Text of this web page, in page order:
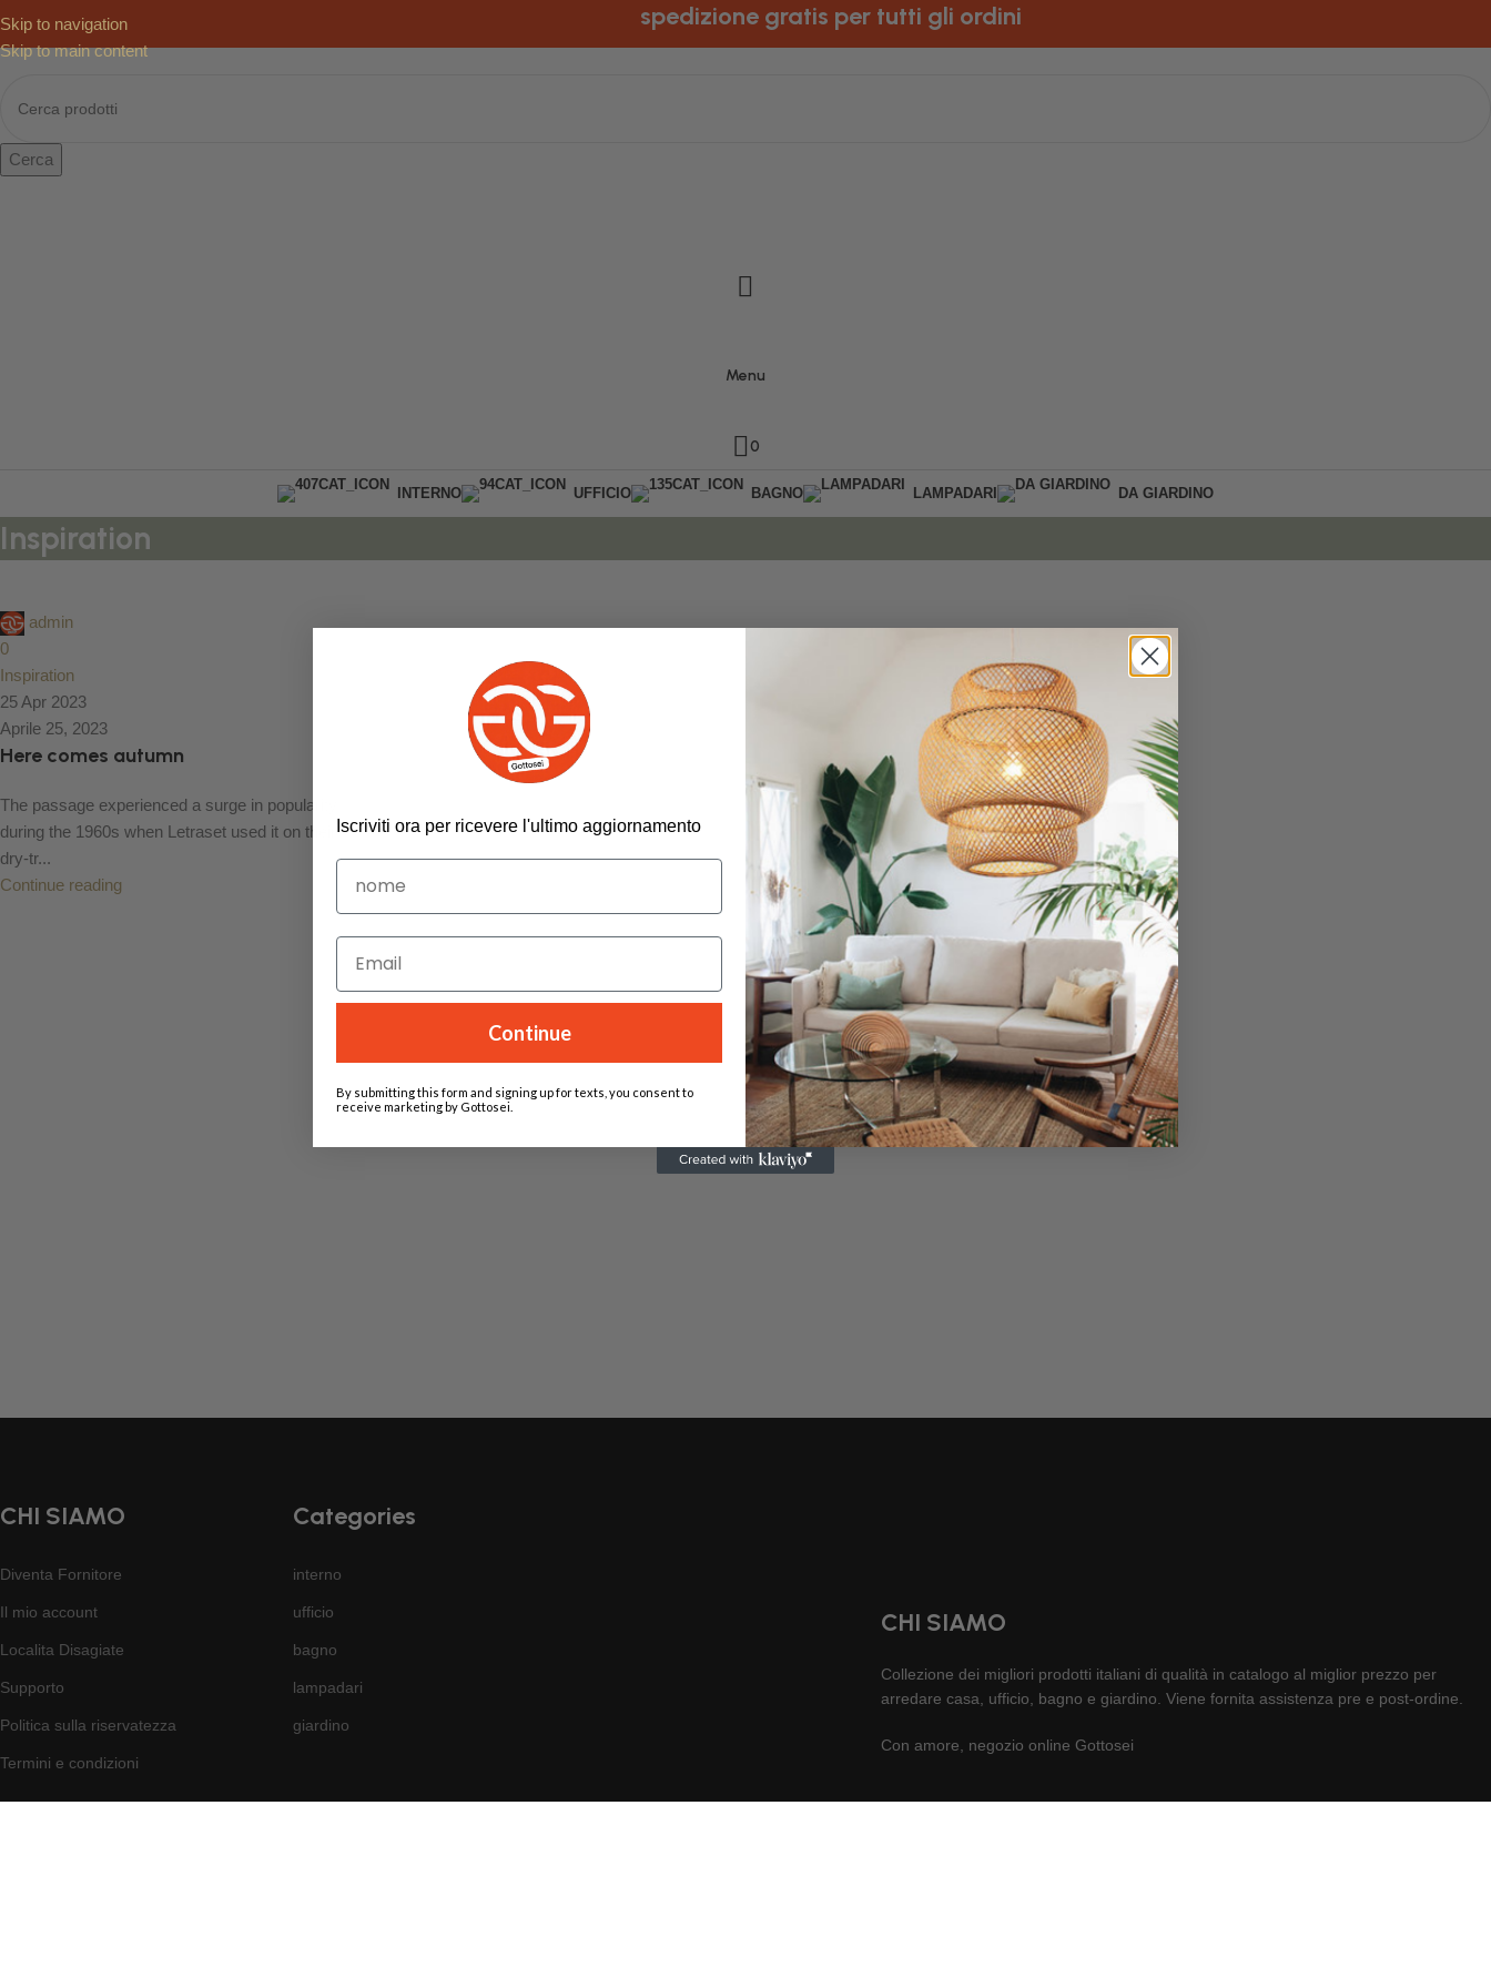
Skip to navigation
Skip to main content
spedizione gratis per tutti gli ordini
Cerca
Menu
0
INTERNO UFFICIO BAGNO LAMPADARI DA GIARDINO
Inspiration
admin
0
Inspiration
25 Apr 2023
Aprile 25, 2023
Here comes autumn
The passage experienced a surge in popularity
during the 1960s when Letraset used it on their
dry-tr...
Continue reading
CHI SIAMO
Diventa Fornitore
Il mio account
Localita Disagiate
Supporto
Politica sulla riservatezza
Termini e condizioni
Categories
interno
ufficio
bagno
lampadari
giardino
CHI SIAMO
Collezione dei migliori prodotti italiani di qualità in catalogo al miglior prezzo per
arredare casa, ufficio, bagno e giardino. Viene fornita assistenza pre e post-ordine.
Con amore, negozio online Gottosei
Iscriviti ora per ricevere l'ultimo aggiornamento
Continue
By submitting this form and signing up for texts, you consent to
receive marketing by Gottosei.